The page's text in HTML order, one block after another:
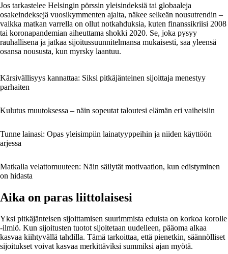
Jos tarkastelee Helsingin pörssin yleisindeksiä tai globaaleja
osakeindeksejä vuosikymmenten ajalta, näkee selkeän nousutrendin –
vaikka matkan varrella on ollut notkahduksia, kuten finanssikriisi 2008
tai koronapandemian aiheuttama shokki 2020. Se, joka pysyy
rauhallisena ja jatkaa sijoitussuunnitelmansa mukaisesti, saa yleensä
osansa noususta, kun myrsky laantuu.
Kärsivällisyys kannattaa: Siksi pitkäjänteinen sijoittaja menestyy
parhaiten
Kulutus muutoksessa – näin sopeutat taloutesi elämän eri vaiheisiin
Tunne lainasi: Opas yleisimpiin lainatyyppeihin ja niiden käyttöön
arjessa
Matkalla velattomuuteen: Näin säilytät motivaation, kun edistyminen
on hidasta
Aika on paras liittolaisesi
Yksi pitkäjänteisen sijoittamisen suurimmista eduista on korkoa korolle
-ilmiö. Kun sijoitusten tuotot sijoitetaan uudelleen, pääoma alkaa
kasvaa kiihtyvällä tahdilla. Tämä tarkoittaa, että pienetkin, säännölliset
sijoitukset voivat kasvaa merkittäviksi summiksi ajan myötä.